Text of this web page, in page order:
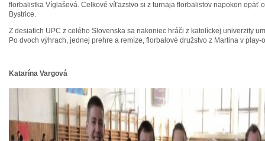
florbalistka Víglašová. Celkové víťazstvo si z turnaja florbalistov napokon opäť
Bystrice.
Z desiatich UPC z celého Slovenska sa nakoniec hráči z katolíckej univerzity
Po dvoch výhrach, jednej prehre a remíze, florbalové družstvo z Martina v play-
Katarína Vargová